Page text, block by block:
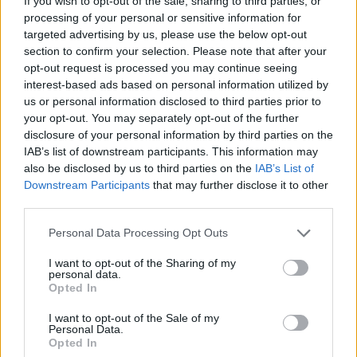
processing of your personal or sensitive information for
targeted advertising by us, please use the below opt-out
section to confirm your selection. Please note that after your
opt-out request is processed you may continue seeing
interest-based ads based on personal information utilized by
us or personal information disclosed to third parties prior to
your opt-out. You may separately opt-out of the further
disclosure of your personal information by third parties on the
IAB’s list of downstream participants. This information may
also be disclosed by us to third parties on the IAB’s List of
Downstream Participants that may further disclose it to other
Please note that this website/app uses one or more Google
not limited to your visit or usage behaviour. You may click to
grant or deny consent to Google and its third-party tags to
use your data for below specified purposes in below Google
consent section.
Personal Data Processing Opt Outs
I want to opt-out of the Sharing of my
personal data.
Opted In
I want to opt-out of the Sale of my
Personal Data.
Opted In
Audi: Ha nem csinálnak valamit, a
Mercedes jelentős előnyben lehet
Amennyiben a Mercedes és a Red Bull valóban megkerülte a
szabályok szellemiségét, azt az Audi szerint valamilyen